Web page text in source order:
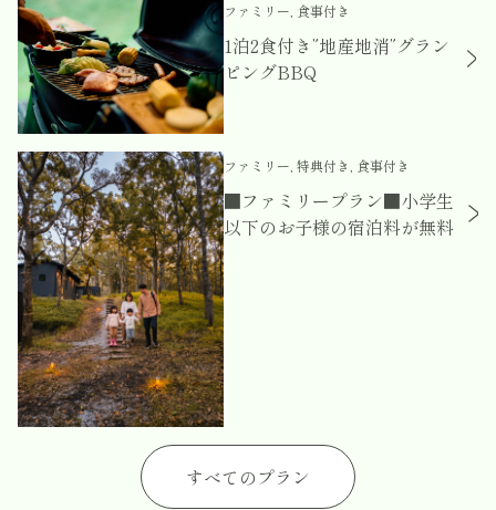
ファミリー, 食事付き
1泊2食付き”地産地消”グラン
ピングBBQ
ファミリー, 特典付き, 食事付き
■ファミリープラン■小学生
以下のお子様の宿泊料が無料
すべてのプラン